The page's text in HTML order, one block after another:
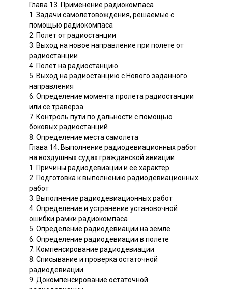
Глава 13. Применение радиокомпаса
1. Задачи самолетовождения, решаемые с
помощью радиокомпаса
2. Полет от радиостанции
3. Выход на новое направление при полете от
радиостанции
4. Полет на радиостанцию
5. Выход на радиостанцию с Нового заданного
направления
6. Определение момента пролета радиостанции
или се траверза
7. Контроль пути по дальности с помощью
боковых радиостанций
8. Определение места самолета
Глава 14. Выполнение радиодевиационных работ
на воздушных судах гражданской авиации
1. Причины радиодевиации и ее характер
2. Подготовка к выполнению радиодевиационных
работ
3. Выполнение радиодевиационных работ
4. Определение и устранение установочной
ошибки рамки радиокомпаса
5. Определение радиодевиации на земле
6. Определение радиодевиации в полете
7. Компенсирование радиодевиации
8. Списывание и проверка остаточной
радиодевиации
9. Докомпенсирование остаточной